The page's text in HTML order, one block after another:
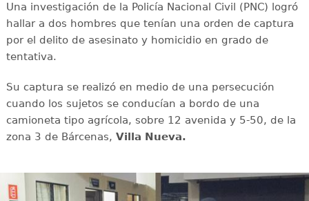
Una investigación de la Policía Nacional Civil (PNC) logró
hallar a dos hombres que tenían una orden de captura
por el delito de asesinato y homicidio en grado de
tentativa.
Su captura se realizó en medio de una persecución
cuando los sujetos se conducían a bordo de una
camioneta tipo agrícola, sobre 12 avenida y 5-50, de la
zona 3 de Bárcenas, Villa Nueva.